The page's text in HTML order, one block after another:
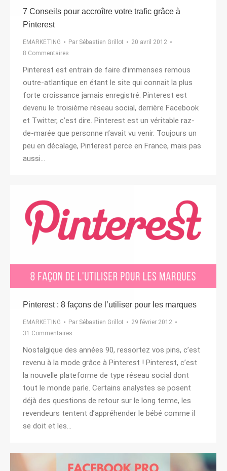
7 Conseils pour accroître votre trafic grâce à
Pinterest
EMARKETING Par Sébastien Grillot
20 avril 2012
8 Commentaires
Pinterest est entrain de faire d’immenses remous
outre-atlantique en étant le site qui connait la plus
forte croissance jamais enregistré. Pinterest est
devenu le troisième réseau social, derrière Facebook
et Twitter, c’est dire. Pinterest est un véritable raz-
de-marée que personne n’avait vu venir. Toujours un
peu en décalage, Pinterest perce en France, mais pas
aussi…
Pinterest : 8 façons de l’utiliser pour les marques
EMARKETING Par Sébastien Grillot
29 février 2012
31 Commentaires
Nostalgique des années 90, ressortez vos pins, c’est
revenu à la mode grâce à Pinterest ! Pinterest, c’est
la nouvelle plateforme de type réseau social dont
tout le monde parle. Certains analystes se posent
déjà des questions de retour sur le long terme, les
revendeurs tentent d’appréhender le bébé comme il
se doit et les…